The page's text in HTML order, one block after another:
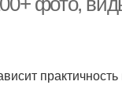
практичность